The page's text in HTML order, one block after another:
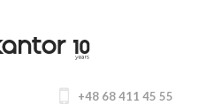
+48 68 411 45 55